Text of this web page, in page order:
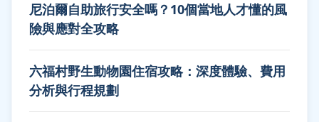
尼泊爾自助旅行安全嗎？10個當地人才懂的風
險與應對全攻略
六福村野生動物園住宿攻略：深度體驗、費用
分析與行程規劃